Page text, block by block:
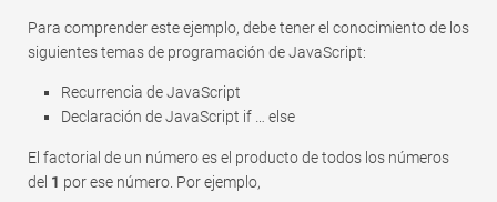
Para comprender este ejemplo, debe tener el conocimiento de los
siguientes temas de programación de JavaScript:
Recurrencia de JavaScript
Declaración de JavaScript if … else
El factorial de un número es el producto de todos los números
del 1 por ese número. Por ejemplo,